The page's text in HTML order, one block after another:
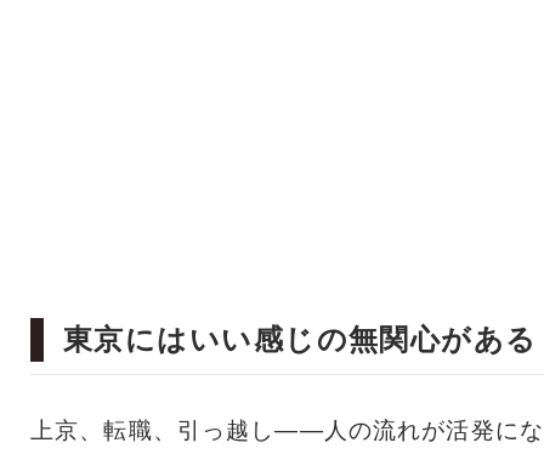
東京にはいい感じの無関心がある
上京、転職、引っ越し――人の流れが活発にな